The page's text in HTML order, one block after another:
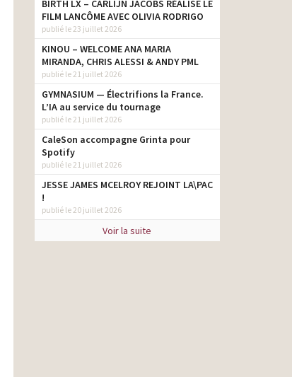
BIRTH LX – CARLIJN JACOBS RÉALISE LE
FILM LANCÔME AVEC OLIVIA RODRIGO
publié le 23 juillet 2026
KINOU – WELCOME ANA MARIA
MIRANDA, CHRIS ALESSI & ANDY PML
publié le 21 juillet 2026
GYMNASIUM — Électrifions la France.
L’IA au service du tournage
publié le 21 juillet 2026
CaleSon accompagne Grinta pour
Spotify
publié le 21 juillet 2026
JESSE JAMES MCELROY REJOINT LA\PAC
!
publié le 20 juillet 2026
Voir la suite